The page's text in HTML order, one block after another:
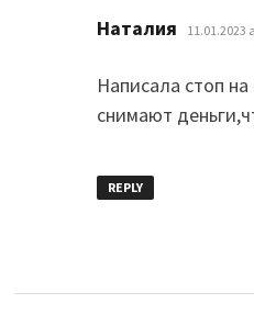
Наталия says:
11.01.2023
Написала стоп
снимают
REPLY